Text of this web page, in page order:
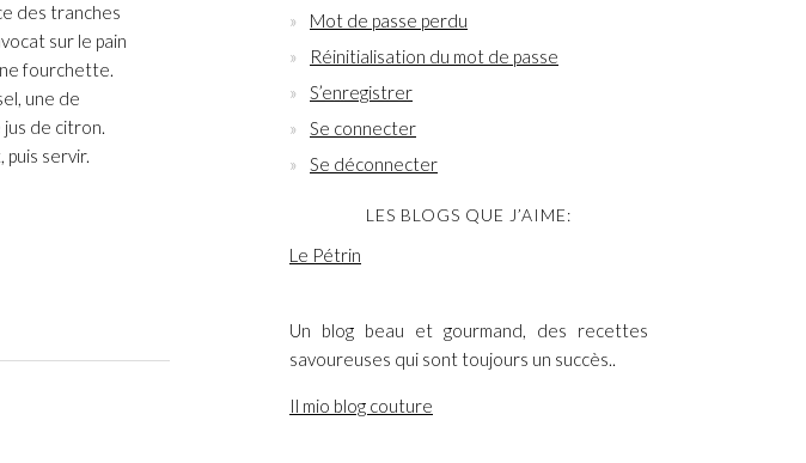
des tranches
sur le pain
fourchette.
une de
de citron.
puis servir.
Mot de passe perdu
Réinitialisation du mot de passe
S’enregistrer
Se connecter
Se déconnecter
LES BLOGS QUE J’AIME:
Le Pétrin
Un blog beau et gourmand, des recettes
savoureuses qui sont toujours un succès..
Il mio blog couture